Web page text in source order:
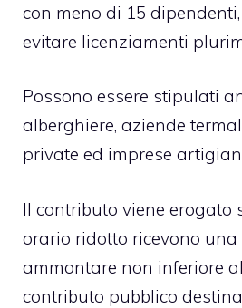
con meno di 15
evitare licenziamenti
Possono essere stipulati
alberghiere, aziende
private ed imprese
Il contributo viene erogato
orario ridotto ricevono
ammontare non inferiore
contributo pubblico